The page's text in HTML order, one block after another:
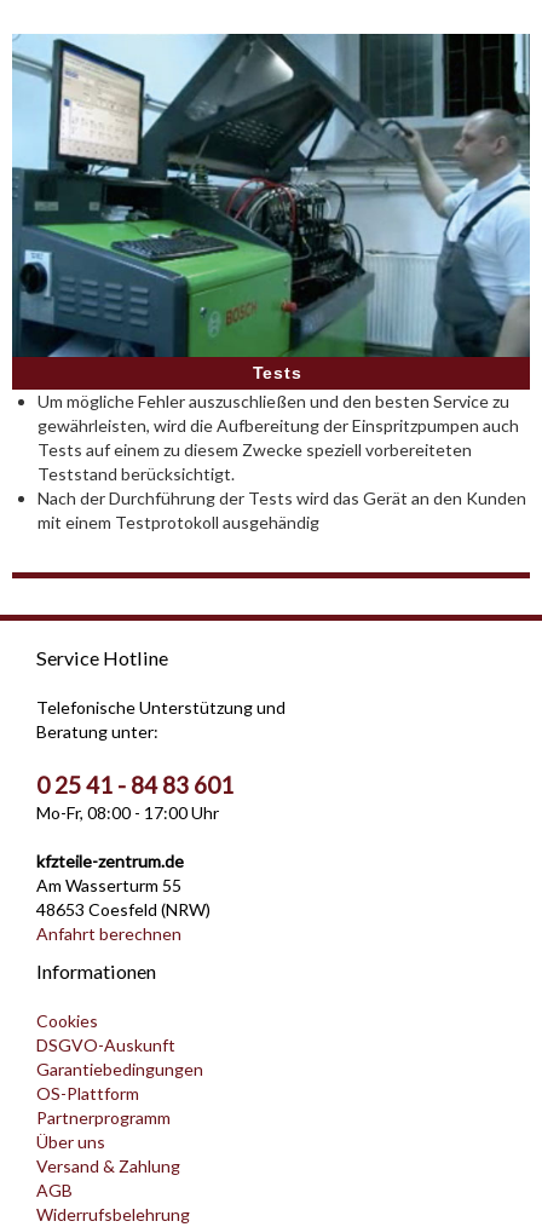
Tests
Um mögliche Fehler auszuschließen und den besten Service zu
gewährleisten, wird die Aufbereitung der Einspritzpumpen auch
Tests auf einem zu diesem Zwecke speziell vorbereiteten
Teststand berücksichtigt.
Nach der Durchführung der Tests wird das Gerät an den Kunden
mit einem Testprotokoll ausgehändig
Service Hotline
Telefonische Unterstützung und
Beratung unter:
0 25 41 - 84 83 601
Mo-Fr, 08:00 - 17:00 Uhr
kfzteile-zentrum.de
Am Wasserturm 55
48653 Coesfeld (NRW)
Anfahrt berechnen
Informationen
Cookies
DSGVO-Auskunft
Garantiebedingungen
OS-Plattform
Partnerprogramm
Über uns
Versand & Zahlung
AGB
Widerrufsbelehrung